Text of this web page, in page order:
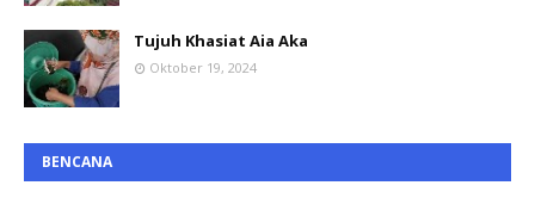
Tujuh Khasiat Aia Aka
Oktober 19, 2024
BENCANA